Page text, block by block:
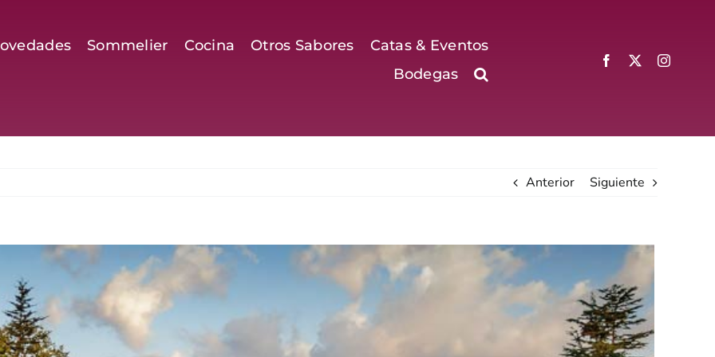
Sommelier Cocina Otros Sabores
Catas & Eventos
Bodegas
Anterior Siguiente